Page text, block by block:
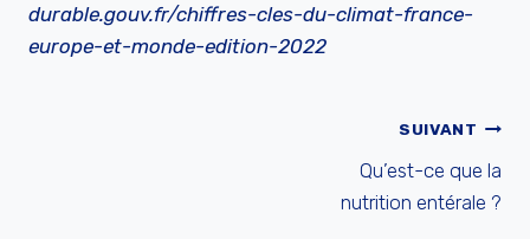
durable.gouv.fr/chiffres-cles-du-climat-france-
europe-et-monde-edition-2022
SUIVANT
Qu’est-ce que la
nutrition entérale ?